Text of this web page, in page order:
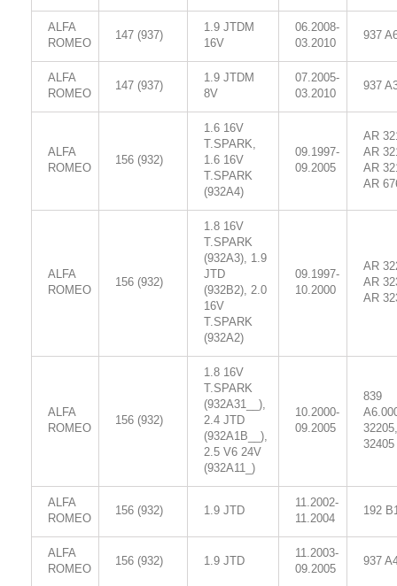
ALFA
ROMEO
147 (937)
1.9 JTDM
16V
06.2008-
03.2010
937
ALFA
ROMEO
147 (937)
1.9 JTDM
8V
07.2005-
03.2010
937
ALFA
ROMEO
156 (932)
1.6 16V
T.SPARK,
1.6 16V
T.SPARK
(932A4)
09.1997-
09.2005
AR
AR
AR
AR
ALFA
ROMEO
156 (932)
1.8 16V
T.SPARK
(932A3), 1.9
JTD
(932B2), 2.0
16V
T.SPARK
(932A2)
09.1997-
10.2000
AR
AR
AR
ALFA
ROMEO
156 (932)
1.8 16V
T.SPARK
(932A31__),
2.4 JTD
(932A1B__),
2.5 V6 24V
(932A11_)
10.2000-
09.2005
839
32405
ALFA
ROMEO
156 (932) 1.9 JTD
11.2002-
11.2004
192
ALFA
ROMEO
156 (932) 1.9 JTD
11.2003-
09.2005
937